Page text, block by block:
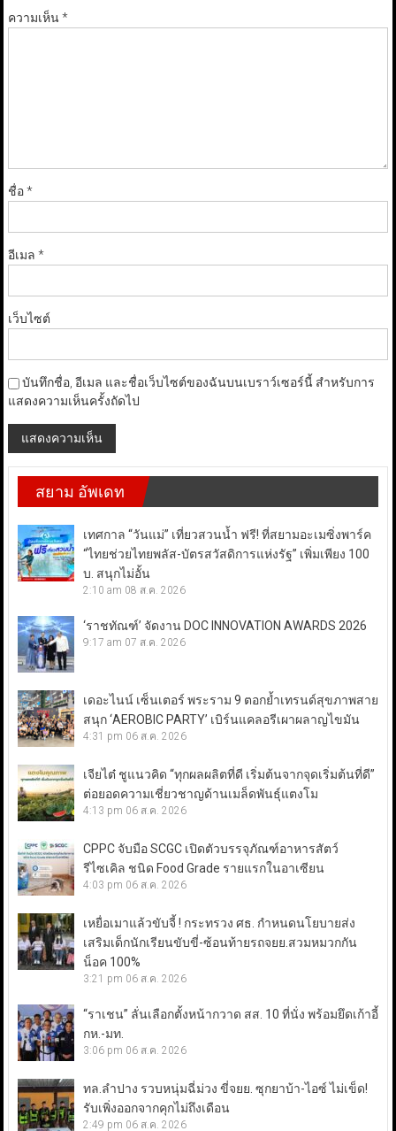
ความเห็น*
ชื่อ*
อีเมล *
เว็บไซต์
บันทึกชื่อ, อีเมล และชื่อเว็บไซต์ของฉันบนเบราว์เซอร์นี้ สำหรับการ
แสดงความเห็นครั้งถัดไป
สยาม อัพเดท
เทศกาล “วันแม่” เที่ยวสวนน้ำ ฟรี! ที่สยามอะเมซิ่งพาร์ค
“ไทยช่วยไทยพลัส-บัตรสวัสดิการแห่งรัฐ” เพิ่มเพียง 100
บ. สนุกไม่อั้น
2:10 am 08 ส.ค. 2026
‘ราชทัณฑ์’ จัดงาน DOC INNOVATION AWARDS 2026
9:17 am 07 ส.ค. 2026
เดอะไนน์ เซ็นเตอร์ พระราม 9 ตอกย้ำเทรนด์สุขภาพสาย
สนุก ‘AEROBIC PARTY’ เบิร์นแคลอรีเผาผลาญไขมัน
4:31 pm 06 ส.ค. 2026
เจียไต๋ ชูแนวคิด “ทุกผลผลิตที่ดี เริ่มต้นจากจุดเริ่มต้นที่ดี”
ต่อยอดความเชี่ยวชาญด้านเมล็ดพันธุ์แตงโม
4:13 pm 06 ส.ค. 2026
CPPC จับมือ SCGC เปิดตัวบรรจุภัณฑ์อาหารสัตว์
รีไซเคิล ชนิด Food Grade รายแรกในอาเซียน
4:03 pm 06 ส.ค. 2026
เหยื่อเมาแล้วขับจี้ ! กระทรวง ศธ. กำหนดนโยบายส่ง
เสริมเด็กนักเรียนขับขี่-ซ้อนท้ายรถจยย.สวมหมวกกัน
น็อค 100%
3:21 pm 06 ส.ค. 2026
“ราเชน” ลั่นเลือกตั้งหน้ากวาด สส. 10 ที่นั่ง พร้อมยึดเก้าอี้
กห.-มท.
3:06 pm 06 ส.ค. 2026
ทล.ลำปาง รวบหนุ่มฉี่ม่วง ขี่จยย. ซุกยาบ้า-ไอซ์ ไม่เข็ด!
รับเพิ่งออกจากคุกไม่ถึงเดือน
2:49 pm 06 ส.ค. 2026